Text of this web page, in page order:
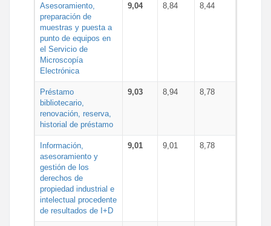
Asesoramiento,
preparación de
muestras y puesta a
punto de equipos en
el Servicio de
Microscopía
Electrónica
9,04 8,84 8,44
Préstamo
bibliotecario,
renovación, reserva,
historial de préstamo
9,03 8,94 8,78
Información,
asesoramiento y
gestión de los
derechos de
propiedad industrial e
intelectual procedente
de resultados de I+D
9,01 9,01 8,78